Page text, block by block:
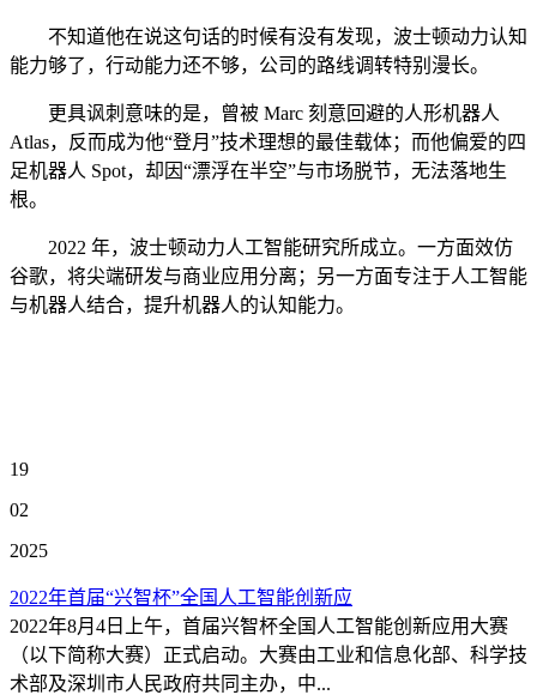
不知道他在说这句话的时候有没有发现，波士顿动力认知
能力够了，行动能力还不够，公司的路线调转特别漫长。
更具讽刺意味的是，曾被 Marc 刻意回避的人形机器人
Atlas，反而成为他“登月”技术理想的最佳载体；而他偏爱的四
足机器人 Spot，却因“漂浮在半空”与市场脱节，无法落地生
根。
2022 年，波士顿动力人工智能研究所成立。一方面效仿
谷歌，将尖端研发与商业应用分离；另一方面专注于人工智能
与机器人结合，提升机器人的认知能力。
19
02
2025
2022年首届“兴智杯”全国人工智能创新应
2022年8月4日上午，首届兴智杯全国人工智能创新应用大赛
（以下简称大赛）正式启动。大赛由工业和信息化部、科学技
术部及深圳市人民政府共同主办，中...